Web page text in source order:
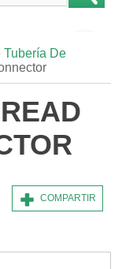
Tubería De
COMPARTIR